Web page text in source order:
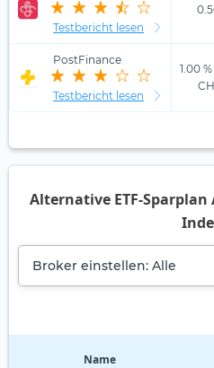
Testbericht lesen
PostFinance
Testbericht lesen
1.00
Alternative ETF-
Broker einstellen: Alle
Name